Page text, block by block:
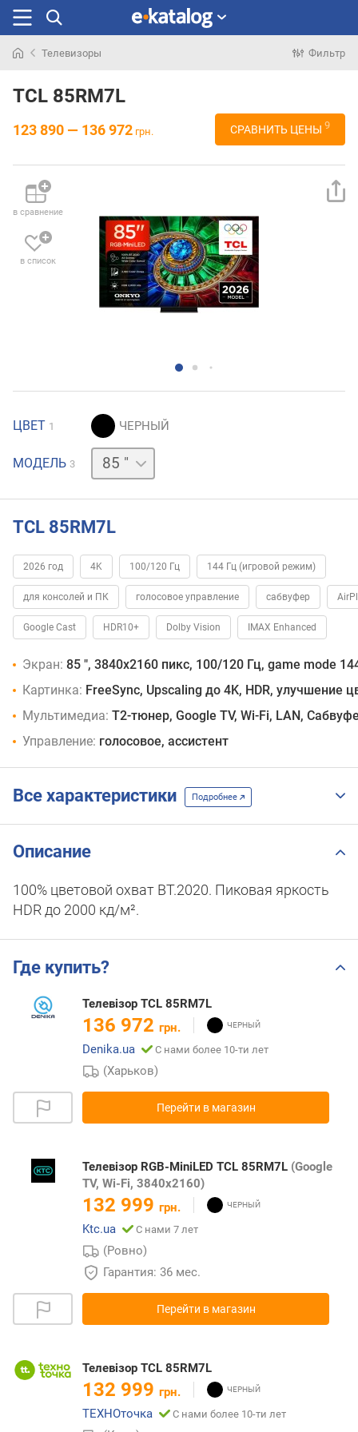
раньше
Телевизоры Фильтр
TCL 85RM7L
123 890 — 136 972 грн. СРАВНИТЬ ЦЕНЫ 9
в сравнение
в список
ЦВЕТ 1
МОДЕЛЬ 3
65 " 75 "
TCL 85RM7L
2026 год 4K 100/120 Гц 144 Гц (игровой режим)
для консолей и ПК голосовое управление сабвуфер
Google Cast HDR10+ Dolby Vision IMAX Enhanced
Экран: 85 ", 3840x2160 пикс, 100/120 Гц, game mode
Картинка: FreeSync, Upscaling до 4K, HDR, улучшение
Мультимедиа: T2-тюнер, Google TV, Wi-Fi, LAN,
Управление: голосовое, ассистент
Все характеристики Подробнее
Описание
100% цветовой охват BT.2020. Пиковая яркость
HDR до 2000 кд/м².
Где купить?
Телевізор TCL 85RM7L
136 972 грн.
Denika.ua
С нами более 10-ти лет
(Харьков)
Перейти в магазин
Телевізор RGB-MiniLED TCL 85RM7L (Google
TV, Wi-Fi, 3840x2160)
132 999 грн.
Ktc.ua
С нами 7 лет
(Ровно)
Гарантия: 36 мес.
Перейти в магазин
Телевізор TCL 85RM7L
132 999 грн.
ТЕХНОточка
С нами более 10-ти лет